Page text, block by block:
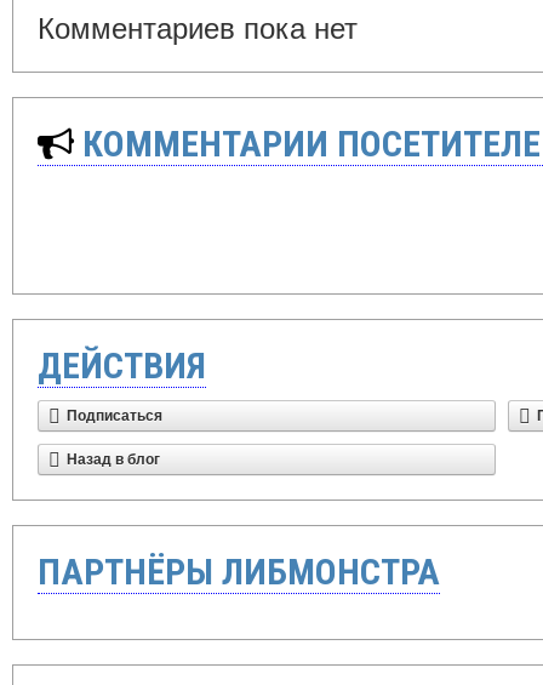
Комментариев пока нет
КОММЕНТАРИИ
ДЕЙСТВИЯ
Подписаться
Назад в блог
ПАРТНЁРЫ ЛИБМОНСТРА